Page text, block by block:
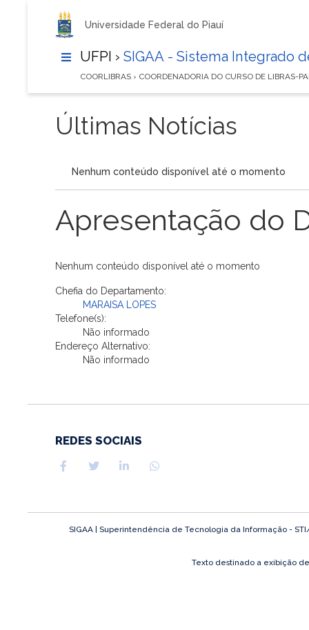
Universidade Federal do Piauí
UFPI › SIGAA - Sistema Integrado
COORLIBRAS › COORDENADORIA DO CURSO DE LIBRAS-
Últimas Notícias
Nenhum conteúdo disponível até o momento
Apresentação do
Nenhum conteúdo disponível até o momento
Chefia do Departamento:
MARAISA LOPES
Telefone(s):
Não informado
Endereço Alternativo:
Não informado
REDES SOCIAIS
SIGAA | Superintendência de Tecnologia da Informação -
Texto destinado a exibição